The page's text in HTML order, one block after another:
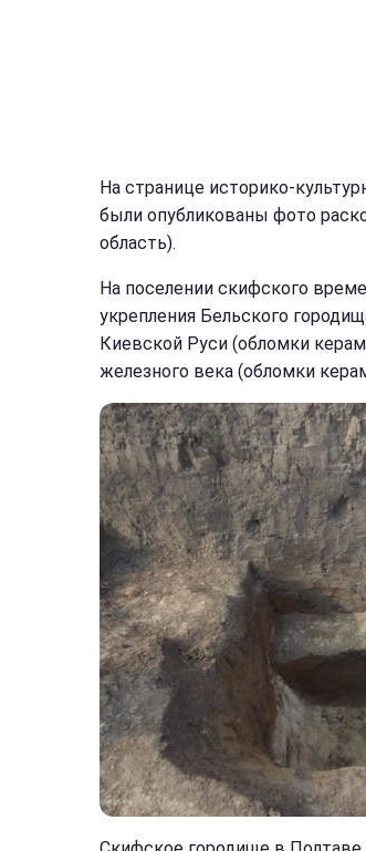
На странице историко-
были опубликованы фото
область).
На поселении скифского
укрепления Бельского
Киевской Руси (обломки
железного века (обломки